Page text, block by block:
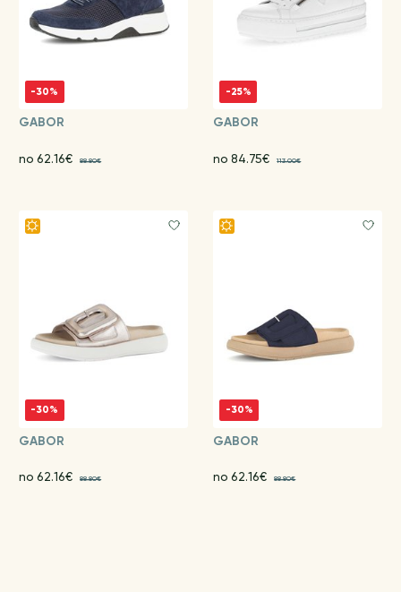
-30%
GABOR
no 62.16€ 88.80€
-25%
GABOR
no 84.75€ 113.00€
-30%
GABOR
no 62.16€ 88.80€
-30%
GABOR
no 62.16€ 88.80€